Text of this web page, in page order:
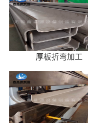
厚板折弯加工